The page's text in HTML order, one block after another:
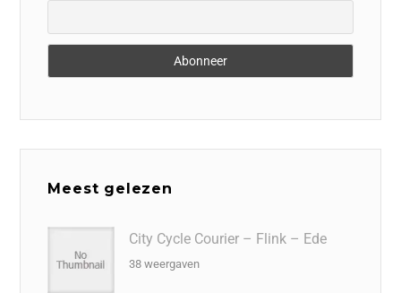
Meest gelezen
City Cycle Courier – Flink – Ede
38 weergaven